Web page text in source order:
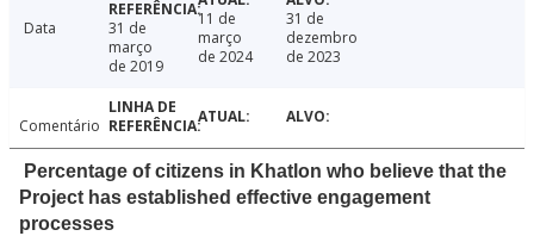
Data
31 de
março
de 2019
11 de
março
de 2024
31 de
dezembro
de 2023
Comentário
Percentage of citizens in Khatlon who believe that the
Project has established effective engagement
processes